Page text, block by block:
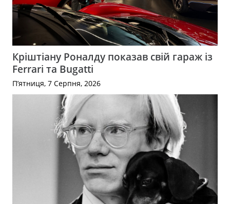
Кріштіану Роналду показав свій гараж із
Ferrari та Bugatti
П’ятниця, 7 Серпня, 2026